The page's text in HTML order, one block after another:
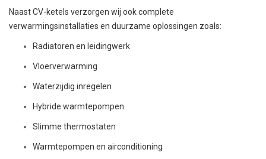
Naast CV-ketels verzorgen wij ook complete
verwarmingsinstallaties en duurzame oplossingen zoals:
Radiatoren en leidingwerk
Vloerverwarming
Waterzijdig inregelen
Hybride warmtepompen
Slimme thermostaten
Warmtepompen en airconditioning